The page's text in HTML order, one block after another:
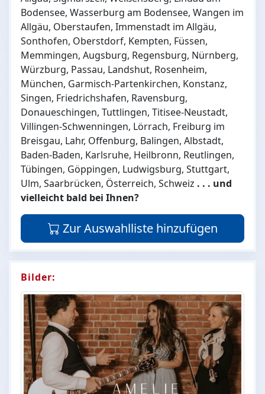
Bodensee, Wasserburg am Bodensee, Wangen im
Allgäu, Oberstaufen, Immenstadt im Allgäu,
Sonthofen, Oberstdorf, Kempten, Füssen,
Memmingen, Augsburg, Regensburg, Nürnberg,
Würzburg, Passau, Landshut, Rosenheim,
München, Garmisch-Partenkirchen, Konstanz,
Singen, Friedrichshafen, Ravensburg,
Donaueschingen, Tuttlingen, Titisee-Neustadt,
Villingen-Schwenningen, Lörrach, Freiburg im
Breisgau, Lahr, Offenburg, Balingen, Albstadt,
Baden-Baden, Karlsruhe, Heilbronn, Reutlingen,
Tübingen, Göppingen, Ludwigsburg, Stuttgart,
Ulm, Saarbrücken, Österreich, Schweiz . . . und
vielleicht bald bei Ihnen?
Zur Auswahlliste hinzufügen
Bilder: